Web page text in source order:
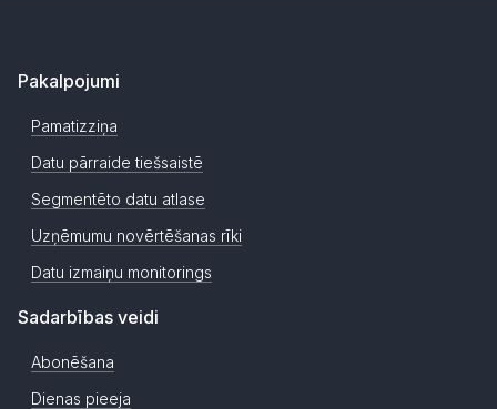
Pakalpojumi
Pamatizziņa
Datu pārraide tiešsaistē
Segmentēto datu atlase
Uzņēmumu novērtēšanas rīki
Datu izmaiņu monitorings
Sadarbības veidi
Abonēšana
Dienas pieeja